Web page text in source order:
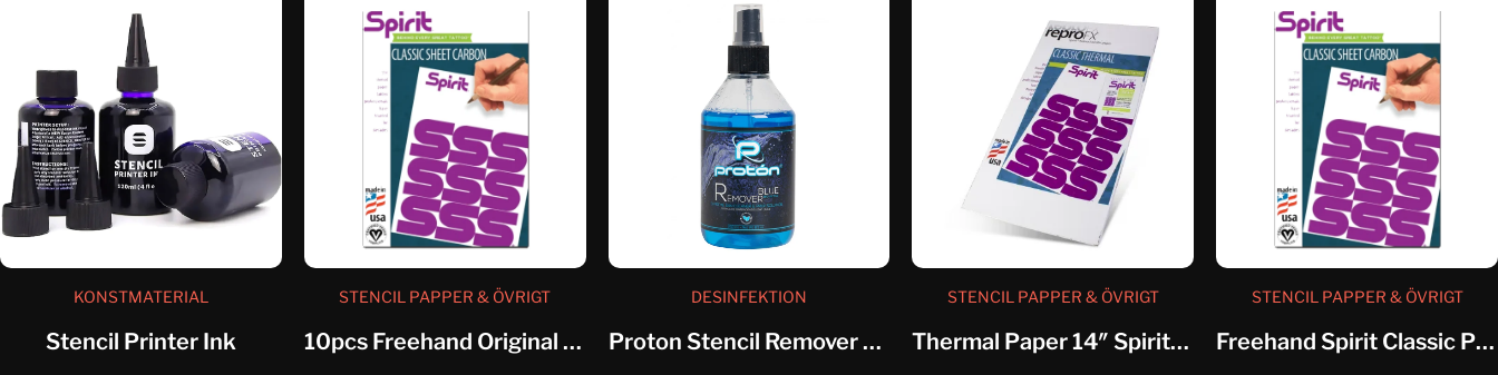
KONSTMATERIAL
Stencil Printer Ink
STENCIL PAPPER & ÖVRIGT
10pcs Freehand Original Spirit Classic
DESINFEKTION
Proton Stencil Remover & Skin...
STENCIL PAPPER & ÖVRIGT
Thermal Paper 14″ Spirit Classic
STENCIL PAPPER & ÖVRIGT
Freehand Spirit Classic Paper